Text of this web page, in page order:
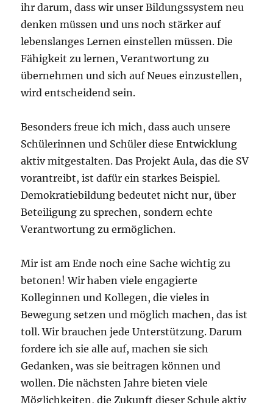
ihr darum, dass wir unser Bildungssystem neu
denken müssen und uns noch stärker auf
lebenslanges Lernen einstellen müssen. Die
Fähigkeit zu lernen, Verantwortung zu
übernehmen und sich auf Neues einzustellen,
wird entscheidend sein.
Besonders freue ich mich, dass auch unsere
Schülerinnen und Schüler diese Entwicklung
aktiv mitgestalten. Das Projekt Aula, das die SV
vorantreibt, ist dafür ein starkes Beispiel.
Demokratiebildung bedeutet nicht nur, über
Beteiligung zu sprechen, sondern echte
Verantwortung zu ermöglichen.
Mir ist am Ende noch eine Sache wichtig zu
betonen! Wir haben viele engagierte
Kolleginnen und Kollegen, die vieles in
Bewegung setzen und möglich machen, das ist
toll. Wir brauchen jede Unterstützung. Darum
fordere ich sie alle auf, machen sie sich
Gedanken, was sie beitragen können und
wollen. Die nächsten Jahre bieten viele
Möglichkeiten, die Zukunft dieser Schule aktiv